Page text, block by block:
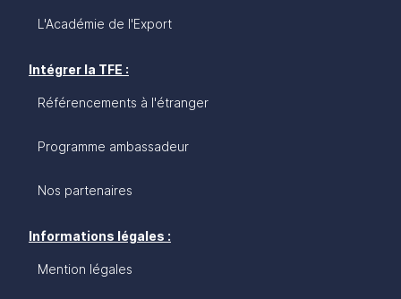
L'Académie de l'Export
Intégrer la TFE :
Référencements à l'étranger
Programme ambassadeur
Nos partenaires
Informations légales :
Mention légales